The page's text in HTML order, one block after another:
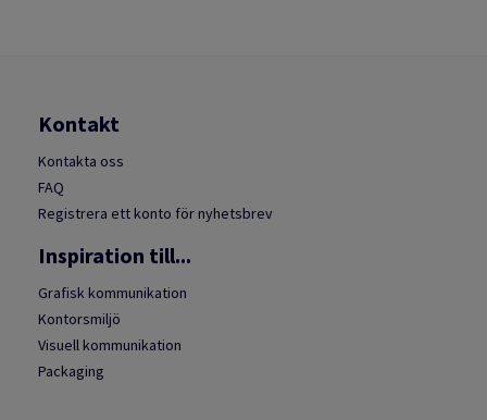
Kontakt
Kontakta oss
FAQ
Registrera ett konto för nyhetsbrev
Inspiration till...
Grafisk kommunikation
Kontorsmiljö
Visuell kommunikation
Packaging